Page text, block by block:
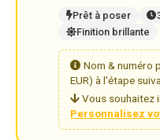
Prêt à poser
Finition brillante
Nom & numéro
EUR) à l'étape
Vous souhaitez
Personnalisez